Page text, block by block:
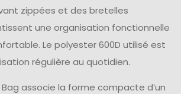
zippées et des bretelles
une organisation fonctionnelle
Le polyester 600D utilisé est
régulière au quotidien.
Bag associe la forme compacte d’un